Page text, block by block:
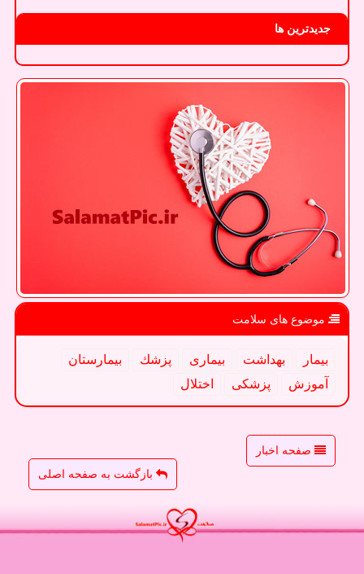
جدیدترین ها
موضوع های سلامت
بیمار بهداشت بیماری پزشك
بیمارستان
آموزش
پزشكی اختلال
صفحه اخبار
بازگشت به صفحه اصلی